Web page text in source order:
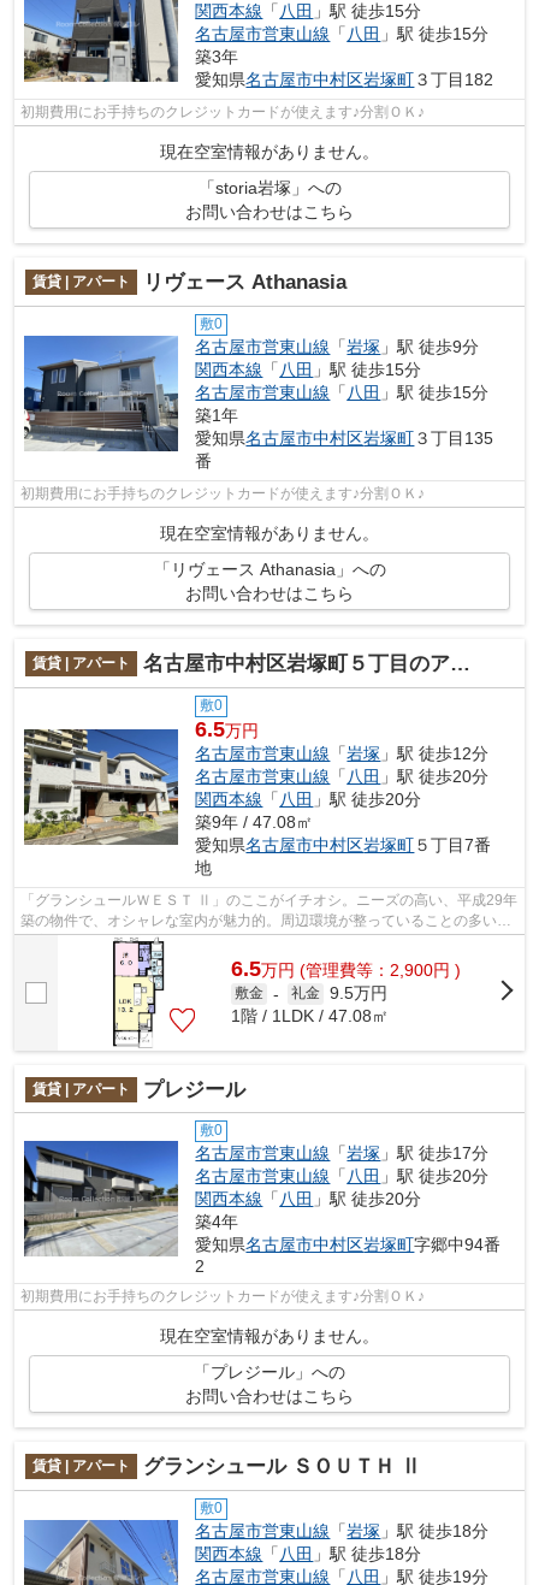
関西本線 「八田 」駅 徒歩15分
名古屋市営東山線 「八田 」駅 徒歩15分
築3年
愛知県名古屋市中村区岩塚町３丁目182
初期費用にお手持ちのクレジットカードが使えます♪分割ＯＫ♪
現在空室情報がありません。
「storia岩塚」への
お問い合わせはこちら
賃貸 | アパート リヴェース Athanasia
敷0
名古屋市営東山線 「岩塚 」駅 徒歩9分
関西本線 「 八田 」駅 徒歩15分
名古屋市営東山線 「 八田 」駅 徒歩15分
築1年
愛知県名古屋市中村区岩塚町３丁目135
番
初期費用にお手持ちのクレジットカードが使えます♪分割ＯＫ♪
現在空室情報がありません。
「リヴェース Athanasia」への
お問い合わせはこちら
賃貸 | アパート 名古屋市中村区岩塚町５丁目のアパート
敷0
6.5万円
名古屋市営東山線 「岩塚 」駅 徒歩12分
名古屋市営東山線 「 八田 」駅 徒歩20分
関西本線 「 八田 」駅 徒歩20分
築9年 / 47.08㎡
愛知県名古屋市中村区岩塚町５丁目7番
地
「グランシュールＷＥＳＴ Ⅱ」のここがイチオシ。ニーズの高い、平成29年
築の物件で、オシャレな室内が魅力的。周辺環境が整っていることの多い、
充実のアパート物件。駅まで徒歩14分...
6.5万円 (管理費等：2,900円 )
敷金 - 礼金 9.5万円
1階 / 1LDK / 47.08㎡
賃貸 | アパート プレジール
敷0
名古屋市営東山線 「岩塚 」駅 徒歩17分
名古屋市営東山線 「八田 」駅 徒歩20分
関西本線 「八田 」駅 徒歩20分
築4年
愛知県名古屋市中村区岩塚町字郷中94番
2
初期費用にお手持ちのクレジットカードが使えます♪分割ＯＫ♪
現在空室情報がありません。
「プレジール」への
お問い合わせはこちら
賃貸 | アパート グランシュール ＳＯＵＴＨ Ⅱ
敷0
名古屋市営東山線 「岩塚 」駅 徒歩18分
関西本線 「 八田 」駅 徒歩18分
名古屋市営東山線 「 八田 」駅 徒歩19分